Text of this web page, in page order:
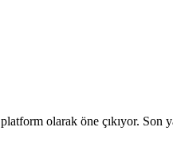
olarak öne çıkıyor.